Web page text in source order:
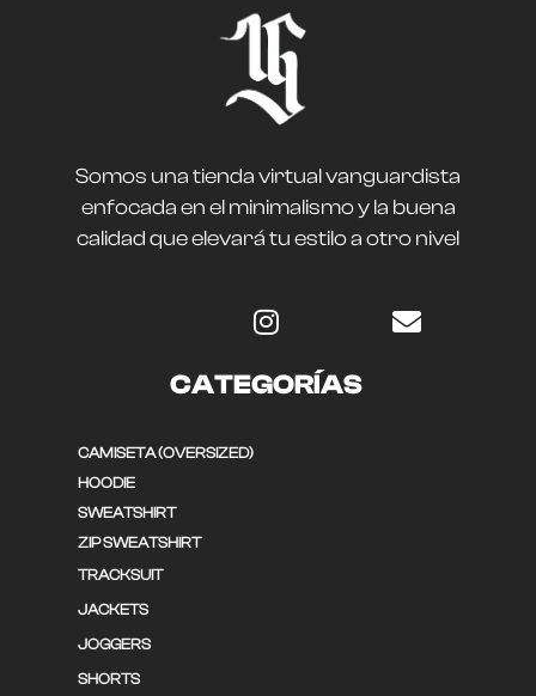
Somos una tienda virtual vanguardista
enfocada en el minimalismo y la buena
calidad que elevará tu estilo a otro nivel
CATEGORÍAS
CAMISETA (OVERSIZED)
HOODIE
SWEATSHIRT
ZIP SWEATSHIRT
TRACKSUIT
JACKETS
JOGGERS
SHORTS